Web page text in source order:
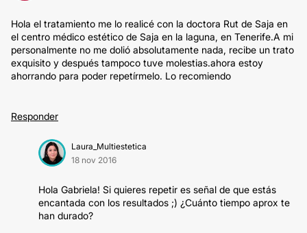
Hola el tratamiento me lo realicé con la doctora Rut de Saja en
el centro médico estético de Saja en la laguna, en Tenerife.A mi
personalmente no me dolió absolutamente nada, recibe un trato
exquisito y después tampoco tuve molestias.ahora estoy
ahorrando para poder repetírmelo. Lo recomiendo
Responder
Laura_Multiestetica
18 nov 2016
Hola Gabriela! Si quieres repetir es señal de que estás
encantada con los resultados ;) ¿Cuánto tiempo aprox te
han durado?